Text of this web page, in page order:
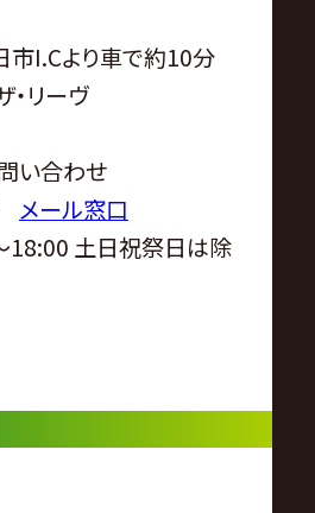
I.Cより車で約10分
リーヴ
い合わせ
メール窓口
18:00 土日祝祭日は除